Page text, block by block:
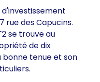
rue des Capucins.
se trouve au
de dix
tenue et son